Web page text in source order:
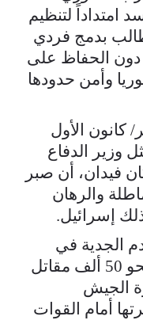
امتداداً لتنظيم
بدمج فردي
الحفاظ على
وأمن حدودها
في 31 ديسمبر/ كانون الأول
وزير الدفاع
فيدان، أن صبر
والرهان
إسرائيل.
الجدية في
التنفيذ، مقترحة إعادة تنظيم نحو 50 ألف مقاتل
الجيش
أمام القوات